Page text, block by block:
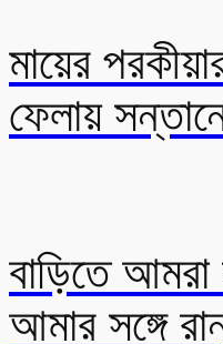
মায়ের
ফেলায়
বাড়িতে আমরা
আমার সঙ্গে